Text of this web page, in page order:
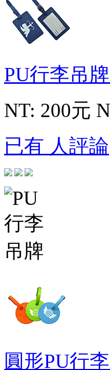
PU行李吊牌
NT: 200元
已有 人評論
圓形PU行